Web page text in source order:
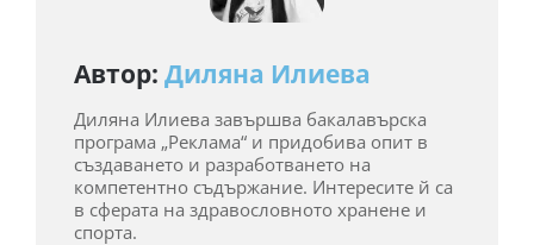
Автор: Диляна Илиева
Диляна Илиева завършва бакалавърска
програма „Реклама“ и придобива опит в
създаването и разработването на
компетентно съдържание. Интересите й са
в сферата на здравословното хранене и
спорта.